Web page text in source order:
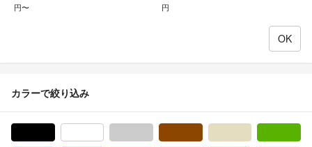
円〜 円
カラーで絞り込み